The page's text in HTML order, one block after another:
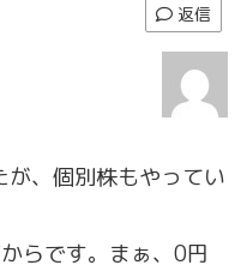
返信
、個別株もやってい
らです。まぁ、0円